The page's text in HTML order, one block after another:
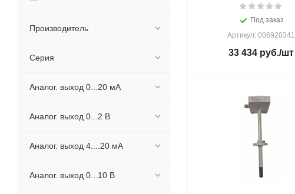
Под заказ
Артикул: 006920341
33 434 руб./шт
Производитель
Серия
Аналог. выход 0...20 мА
Аналог. выход 0...2 В
Аналог. выход 4....20 мА
Аналог. выход 0...10 В